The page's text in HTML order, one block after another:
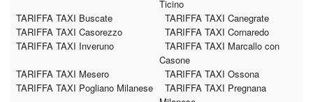
Ticino
TARIFFA TAXI Buscate
TARIFFA TAXI Canegrate
TARIFFA TAXI Casorezzo
TARIFFA TAXI Cornaredo
TARIFFA TAXI Inveruno
TARIFFA TAXI Marcallo con
Casone
TARIFFA TAXI Mesero
TARIFFA TAXI Ossona
TARIFFA TAXI Pogliano Milanese
TARIFFA TAXI Pregnana